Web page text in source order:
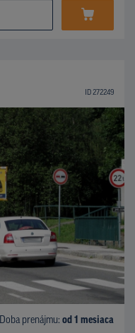
ID 272249
Doba prenájmu: od 1 mesiaca